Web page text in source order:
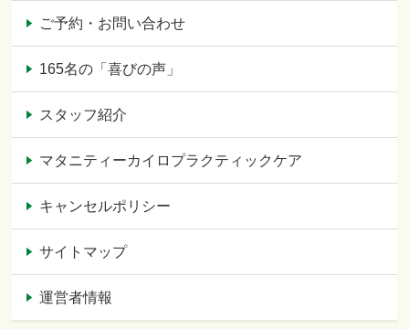
ご予約・お問い合わせ
165名の「喜びの声」
スタッフ紹介
マタニティーカイロプラクティックケア
キャンセルポリシー
サイトマップ
運営者情報